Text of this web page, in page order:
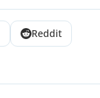
Reddit